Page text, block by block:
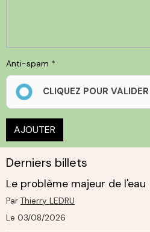
Anti-spam
CLIQUEZ POUR VALIDER
AJOUTER
Derniers billets
Le problème majeur de l'eau
Par Thierry LEDRU
Le 03/08/2026